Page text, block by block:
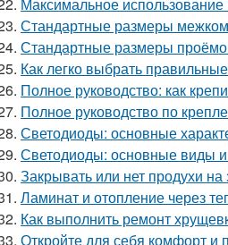
Стандартные размеры
Стандартные размеры
Как легко выбрать
Полное руководство: как
Полное руководство по
Светодиоды: основные
Светодиоды: основные виды
Закрывать или нет продухи
Ламинат и отопление через
Как выполнить ремонт
Откройте для себя комфорт и